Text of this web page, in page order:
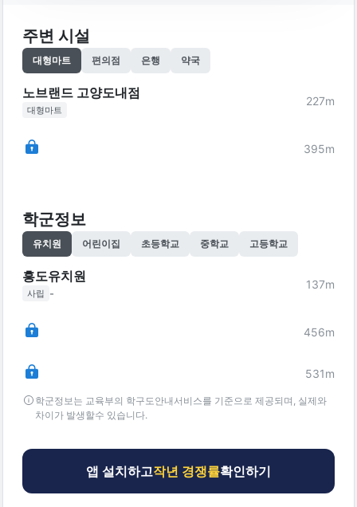
주변 시설
대형마트 편의점 은행 약국
노브랜드 고양도내점
대형마트
227m
395m
학군정보
유치원 어린이집 초등학교 중학교 고등학교
흥도유치원
사립 -
137m
456m
531m
학군정보는 교육부의 학구도안내서비스를 기준으로 제공되며, 실제와
차이가 발생할수 있습니다.
앱 설치하고작년 경쟁률확인하기